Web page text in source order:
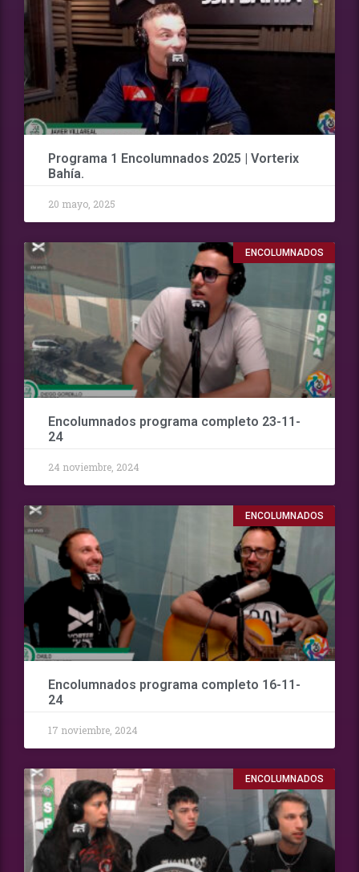
Programa 1 Encolumnados 2025 | Vorterix
Bahía.
20 mayo, 2025
ENCOLUMNADOS
Encolumnados programa completo 23-11-
24
24 noviembre, 2024
ENCOLUMNADOS
Encolumnados programa completo 16-11-
24
17 noviembre, 2024
ENCOLUMNADOS